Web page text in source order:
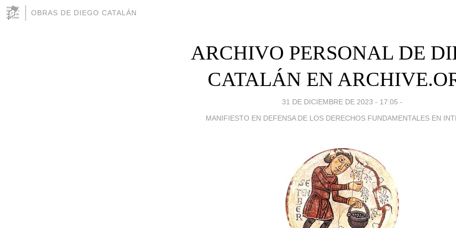
OBRAS DE DIEGO CATALÁN
ARCHIVO PERSONAL DE
CATALÁN EN
31 DE DICIEMBRE DE 2023 - 17:05 -
MANIFIESTO EN DEFENSA DE LOS DERECHOS FUNDAMENTALES EN